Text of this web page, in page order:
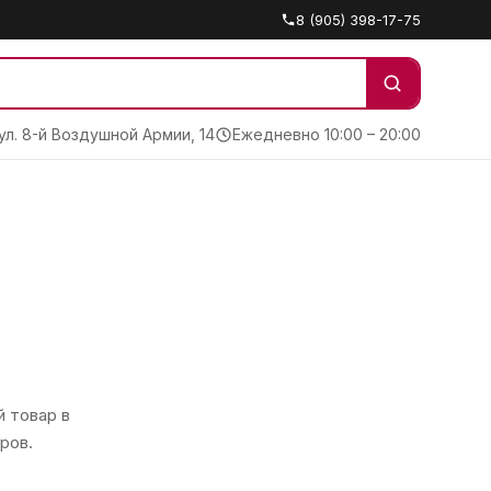
8 (905) 398-17-75
8-й Воздушной Армии, 14 Ежедневно 10:00 – 20:00
товар в